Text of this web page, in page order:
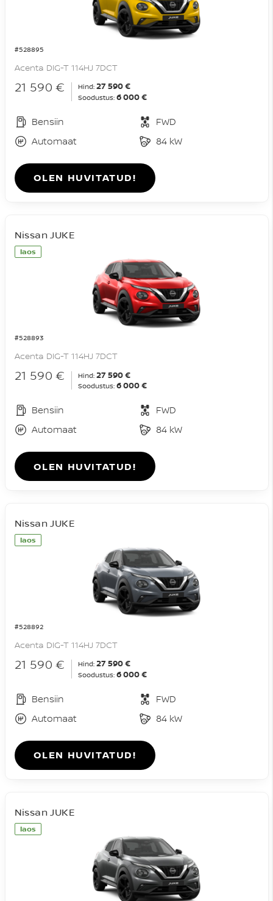
#528895
Acenta DIG-T 114HJ 7DCT
21 590 € Hind: 27 590 €
Soodustus: 6 000 €
Bensiin
FWD
Automaat
84 kW
OLEN HUVITATUD!
laos
#528893
Nissan JUKE
Acenta DIG-T 114HJ 7DCT
21 590 € Hind: 27 590 €
Soodustus: 6 000 €
Bensiin
FWD
Automaat
84 kW
OLEN HUVITATUD!
laos
#528892
Nissan JUKE
Acenta DIG-T 114HJ 7DCT
21 590 € Hind: 27 590 €
Soodustus: 6 000 €
Bensiin
FWD
Automaat
84 kW
OLEN HUVITATUD!
laos
Nissan JUKE